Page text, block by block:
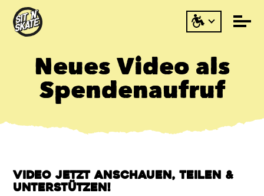
Neues Video als
Spendenaufruf
Video jetzt anschauen, TEILEN &
unterstützen!